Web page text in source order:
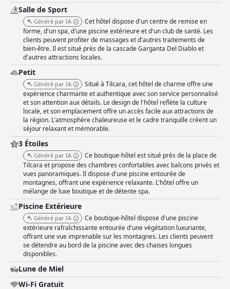
Salle de Sport
Généré par IA
Cet hôtel dispose d'un centre de remise en
forme, d'un spa, d'une piscine extérieure et d'un club de santé. Les
clients peuvent profiter de massages et d'autres traitements de
bien-être. Il est situé près de la cascade Garganta Del Diablo et
d'autres attractions locales.
Petit
Généré par IA
Situé à Tilcara, cet hôtel de charme offre une
expérience charmante et authentique avec son service personnalisé
et son attention aux détails. Le design de l'hôtel reflète la culture
locale, et son emplacement offre un accès facile aux attractions de
la région. L'atmosphère chaleureuse et le cadre tranquille créent un
séjour relaxant et mémorable.
3 Étoiles
Généré par IA
Ce boutique-hôtel est situé près de la place de
Tilcara et propose des chambres confortables avec balcons privés et
vues panoramiques. Il dispose d'une piscine entourée de
montagnes, offrant une expérience relaxante. L'hôtel offre un
mélange de luxe boutique et de détente spa.
Piscine Extérieure
Généré par IA
Ce boutique-hôtel dispose d'une piscine
extérieure rafraîchissante entourée d'une végétation luxuriante,
offrant une vue imprenable sur les montagnes. Les clients peuvent
se détendre au bord de la piscine avec des chaises longues
disponibles.
Lune de Miel
Wi-Fi Gratuit